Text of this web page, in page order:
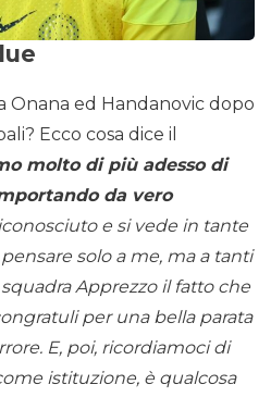
Onana ed Handanovic dopo
Ecco cosa dice il
molto di più adesso di
da vero
e si vede in tante
solo a me, ma a tanti
Apprezzo il fatto che
per una bella parata
E, poi, ricordiamoci di
istituzione, è qualcosa